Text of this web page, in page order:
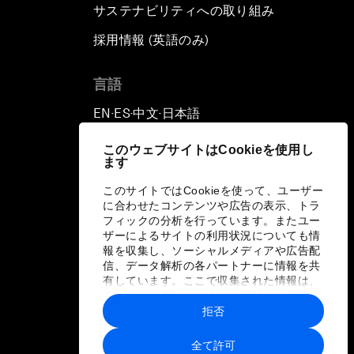
このウェブサイトはCookieを使用し
ます
このサイトではCookieを使って、ユーザー
に合わせたコンテンツや広告の表示、トラ
フィックの分析を行っています。またユー
ザーによるサイトの利用状況についても情
報を収集し、ソーシャルメディアや広告配
信、データ解析の各パートナーに情報を共
有しています。ここで収集された情報は、
ユーザーが各パートナーに提供した他の情
報や各パートナーのサービスを使用した際
に収集された情報と組み合わされ、各パー
トナーによって使用されることがありま
全て許可
拒否
サステナビリティへの取り組み
採用情報 (英語のみ)
言語
EN ▪ ES▪中文▪ 日本語